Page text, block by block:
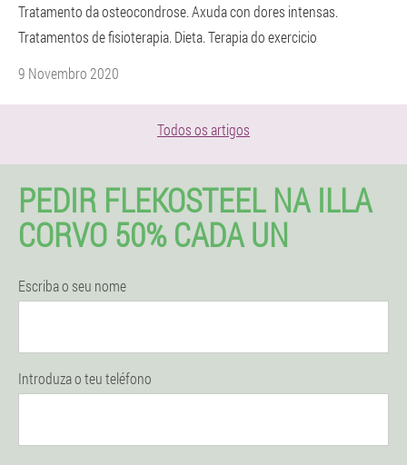
Tratamento da osteocondrose. Axuda con dores intensas.
Tratamentos de fisioterapia. Dieta. Terapia do exercicio
9 Novembro 2020
Todos os artigos
PEDIR FLEKOSTEEL NA ILLA
CORVO 50% CADA UN
Escriba o seu nome
Introduza o teu teléfono